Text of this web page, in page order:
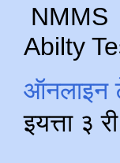
NMMS
Abilty
ऑनलाइन
इयत्ता ३